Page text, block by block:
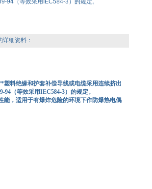
94（等效采用IEC584-3）的规定。
详细资料：
料绝缘和护套补偿导线或电缆采用连续挤出
（等效采用IEC584-3）的规定。
，适用于有爆炸危险的环境下作防爆热电偶